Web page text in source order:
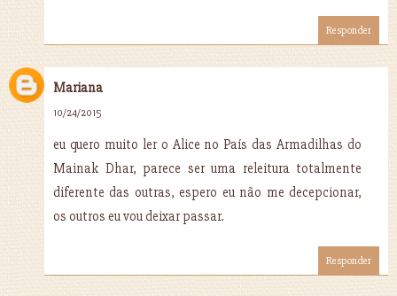
Responder
Mariana
10/24/2015
eu quero muito ler o Alice no País das Armadilhas do
Mainak Dhar, parece ser uma releitura totalmente
diferente das outras, espero eu não me decepcionar,
os outros eu vou deixar passar.
Responder